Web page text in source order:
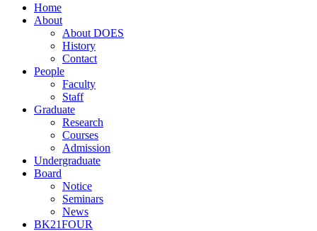
Home
About
About DOES
History
Contact
People
Faculty
Staff
Graduate
Research
Courses
Admission
Undergraduate
Board
Notice
Seminars
News
BK21FOUR